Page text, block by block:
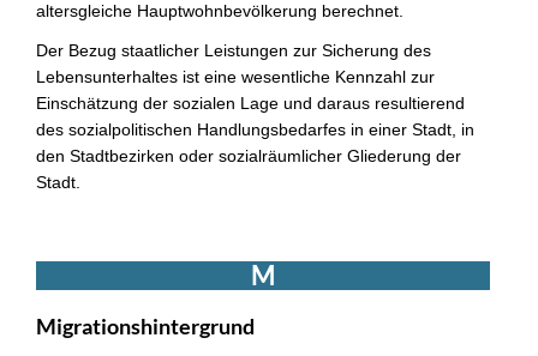
altersgleiche Hauptwohnbevölkerung berechnet.
Der Bezug staatlicher Leistungen zur Sicherung des
Lebensunterhaltes ist eine wesentliche Kennzahl zur
Einschätzung der sozialen Lage und daraus resultierend
des sozialpolitischen Handlungsbedarfes in einer Stadt, in
den Stadtbezirken oder sozialräumlicher Gliederung der
Stadt.
M
Migrationshintergrund